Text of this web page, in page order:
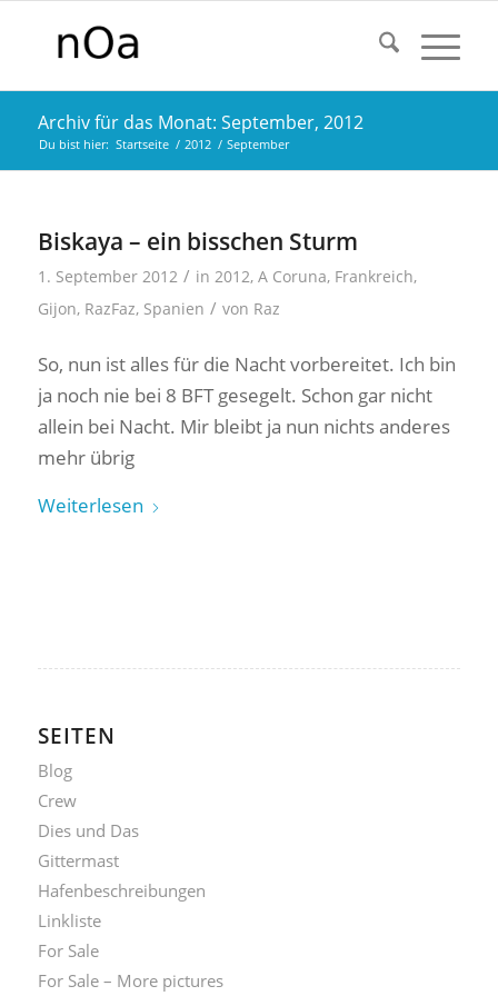
Archiv für das Monat: September, 2012
Du bist hier: Startseite / 2012 / September
Biskaya – ein bisschen Sturm
1. September 2012 / in 2012, A Coruna, Frankreich,
Gijon, RazFaz, Spanien / von Raz
So, nun ist alles für die Nacht vorbereitet. Ich bin
ja noch nie bei 8 BFT gesegelt. Schon gar nicht
allein bei Nacht. Mir bleibt ja nun nichts anderes
mehr übrig
Weiterlesen
SEITEN
Blog
Crew
Dies und Das
Gittermast
Hafenbeschreibungen
Linkliste
For Sale
For Sale – More pictures